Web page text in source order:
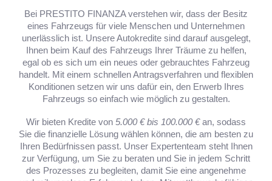
Bei PRESTITO FINANZA verstehen wir, dass der Besitz
eines Fahrzeugs für viele Menschen und Unternehmen
unerlässlich ist. Unsere Autokredite sind darauf ausgelegt,
Ihnen beim Kauf des Fahrzeugs Ihrer Träume zu helfen,
egal ob es sich um ein neues oder gebrauchtes Fahrzeug
handelt. Mit einem schnellen Antragsverfahren und flexiblen
Konditionen setzen wir uns dafür ein, den Erwerb Ihres
Fahrzeugs so einfach wie möglich zu gestalten.
Wir bieten Kredite von 5.000 € bis 100.000 €an, sodass
Sie die finanzielle Lösung wählen können, die am besten zu
Ihren Bedürfnissen passt. Unser Expertenteam steht Ihnen
zur Verfügung, um Sie zu beraten und Sie in jedem Schritt
des Prozesses zu begleiten, damit Sie eine angenehme